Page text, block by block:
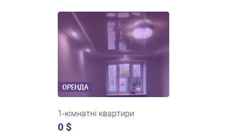
ОРЕНДА
2-кімнатні квартири
0 $